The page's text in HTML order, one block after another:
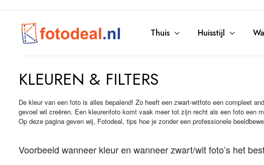
Thuis Huisstijl
KLEUREN & FILTERS
De kleur van een foto is alles bepalend! Zo heeft een zwart-witfoto een compleet
gevoel wil creëren. Een kleurenfoto komt vaak meer tot zijn recht als een foto een
Op deze pagina geven wij, Fotodeal, tips hoe je zonder een professionele
Voorbeeld wanneer kleur en wanneer zwart/wit foto’s het